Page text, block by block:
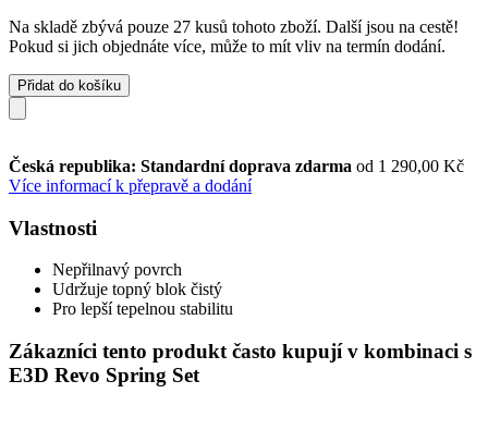
Na skladě zbývá pouze 27 kusů tohoto zboží. Další jsou na cestě!
Pokud si jich objednáte více, může to mít vliv na termín dodání.
Přidat do košíku
Česká republika: Standardní doprava zdarma od 1 290,00 Kč
Více informací k přepravě a dodání
Vlastnosti
Nepřilnavý povrch
Udržuje topný blok čistý
Pro lepší tepelnou stabilitu
Zákazníci tento produkt často kupují v kombinaci s
E3D Revo Spring Set